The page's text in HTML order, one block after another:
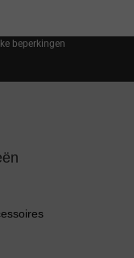
beperkingen